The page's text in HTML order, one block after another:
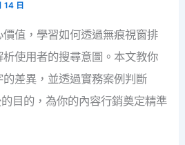
14 日
值，學習如何透過無痕視窗排
使用者的搜尋意圖。本文教你
差異，並透過實務案例判斷
目的，為你的內容行銷奠定精準